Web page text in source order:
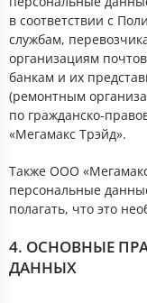
в соответствии с
службам,
организациям
банкам и их
(ремонтным
по гражданско-
«Мегамакс Трэйд».
Также ООО
персональные
полагать, что это
4. ОСНОВНЫЕ
ДАННЫХ